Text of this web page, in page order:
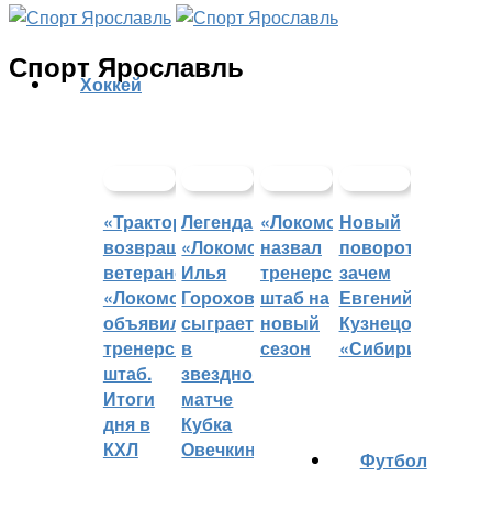
Спорт Ярославль
Хоккей
«Трактор»
возвращает
ветеранов,
«Локомотив»
объявил
тренерский
штаб.
Итоги
дня в
КХЛ
Легенда
«Локомотива»
Илья
Горохов
сыграет
в
звездном
матче
Кубка
Овечкина
«Локомотив»
назвал
тренерский
штаб на
новый
сезон
Новый
поворот:
зачем
Евгений
Кузнецов
«Сибири»?
Футбол